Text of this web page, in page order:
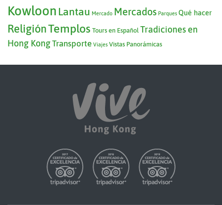
Kowloon Lantau Mercado Mercados Parques Qué hacer
ReligiónTemplos Tours en Español Tradiciones en
Hong KongTransporte Viajes Vistas Panorámicas